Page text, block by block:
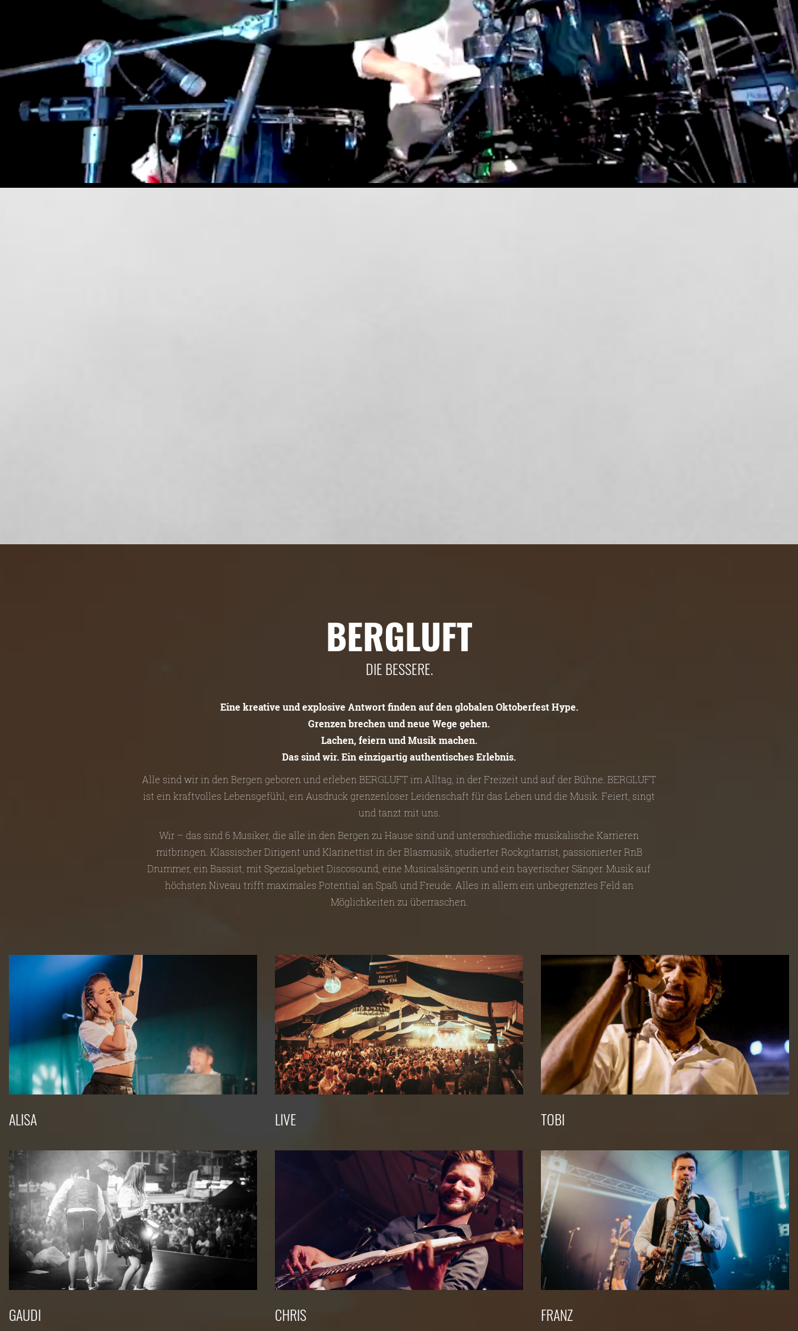
BERGLUFT
DIE BESSERE.
Eine kreative und explosive Antwort finden auf den globalen Oktoberfest Hype.
Grenzen brechen und neue Wege gehen.
Lachen, feiern und Musik machen.
Das sind wir. Ein einzigartig authentisches Erlebnis.
Alle sind wir in den Bergen geboren und erleben BERGLUFT im Alltag, in der Freizeit und auf der Bühne. BERGLUFT
ist ein kraftvolles Lebensgefühl, ein Ausdruck grenzenloser Leidenschaft für das Leben und die Musik. Feiert, singt
und tanzt mit uns.
Wir – das sind 6 Musiker, die alle in den Bergen zu Hause sind und unterschiedliche musikalische Karrieren
mitbringen. Klassischer Dirigent und Klarinettist in der Blasmusik, studierter Rockgitarrist, passionierter RnB
Drummer, ein Bassist, mit Spezialgebiet Discosound, eine Musicalsängerin und ein bayerischer Sänger. Musik auf
höchsten Niveau trifft maximales Potential an Spaß und Freude. Alles in allem ein unbegrenztes Feld an
Möglichkeiten zu überraschen.
ALISA LIVE TOBI
GAUDI CHRIS FRANZ